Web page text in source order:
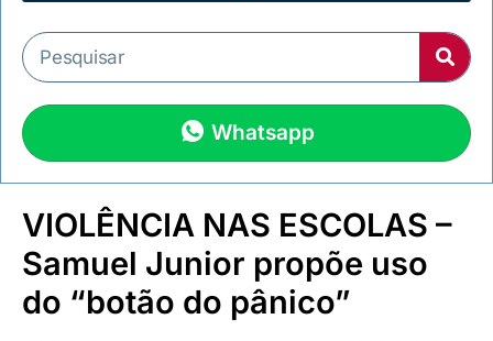
Whatsapp
VIOLÊNCIA NAS ESCOLAS –
Samuel Junior propõe uso
do “botão do pânico”